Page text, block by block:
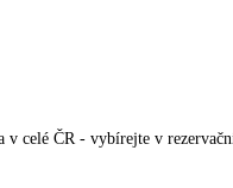
v celé ČR - vybírejte v